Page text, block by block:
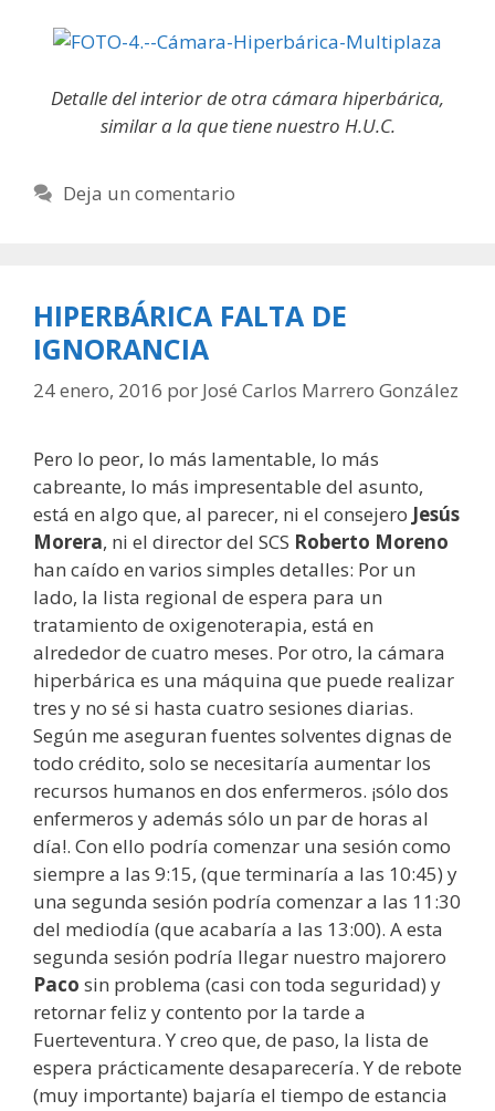
Detalle del interior de otra cámara hiperbárica,
similar a la que tiene nuestro H.U.C.
Deja un comentario
HIPERBÁRICA FALTA DE
IGNORANCIA
24 enero, 2016 por José Carlos Marrero González
Pero lo peor, lo más lamentable, lo más
cabreante, lo más impresentable del asunto,
está en algo que, al parecer, ni el consejero Jesús
Morera, ni el director del SCS Roberto Moreno
han caído en varios simples detalles: Por un
lado, la lista regional de espera para un
tratamiento de oxigenoterapia, está en
alrededor de cuatro meses. Por otro, la cámara
hiperbárica es una máquina que puede realizar
tres y no sé si hasta cuatro sesiones diarias.
Según me aseguran fuentes solventes dignas de
todo crédito, solo se necesitaría aumentar los
recursos humanos en dos enfermeros. ¡sólo dos
enfermeros y además sólo un par de horas al
día!. Con ello podría comenzar una sesión como
siempre a las 9:15, (que terminaría a las 10:45) y
una segunda sesión podría comenzar a las 11:30
del mediodía (que acabaría a las 13:00). A esta
segunda sesión podría llegar nuestro majorero
Paco sin problema (casi con toda seguridad) y
retornar feliz y contento por la tarde a
Fuerteventura. Y creo que, de paso, la lista de
espera prácticamente desaparecería. Y de rebote
(muy importante) bajaría el tiempo de estancia